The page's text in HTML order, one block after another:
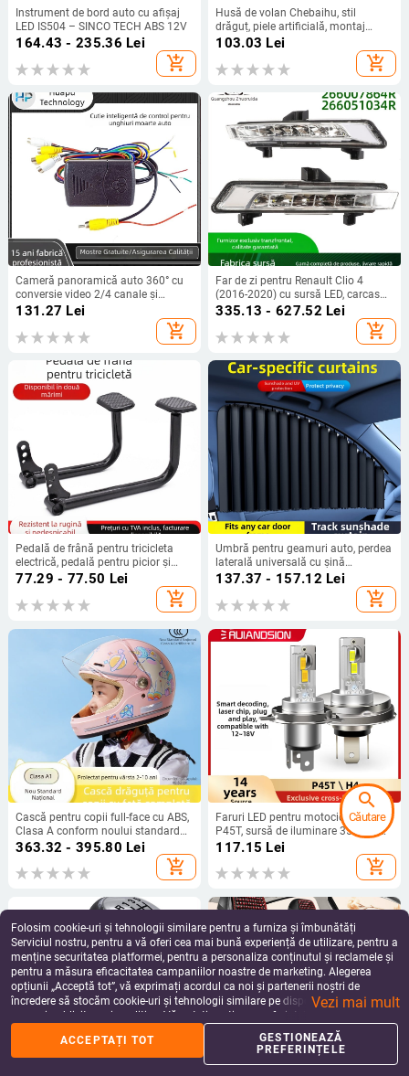
apps
Coș
%
Reduceri Profil
Instrument de bord auto cu afișaj
LED IS504 – SINCO TECH ABS 12V
164.43 - 235.36 Lei
add_shopping_cart
Husă de volan Chebaihu, stil
drăguț, piele artificială, montaj
universal, pentru toate anotimpurile
103.03 Lei
add_shopping_cart
Cameră panoramică auto 360° cu
conversie video 2/4 canale și
comutare a zonelor moarte – cutie
131.27 Lei
add_shopping_cart
Far de zi pentru Renault Clio 4
(2016-2020) cu sursă LED, carcasă
ABS, 12V, 0,2A, compatibil Renault
335.13 - 627.52 Lei
add_shopping_cart
Pedală de frână pentru tricicleta
electrică, pedală pentru picior și
manetă de frână
77.29 - 77.50 Lei
add_shopping_cart
Umbră pentru geamuri auto, perdea
laterală universală cu șină
încorporată, montaj cu clic, material
137.37 - 157.12 Lei
add_shopping_cart
Cască pentru copii full-face cu ABS,
Clasa A conform noului standard
național, design drăguț animat,
potrivit pentru scutere și vehicule
electrice
363.32 - 395.80 Lei
add_shopping_cart
Faruri LED pentru motocicletă H4
P45T, sursă de iluminare 3570×4,
putere 21.6W, tensiune 12-18V, flux
117.15 Lei
add_shopping_cart
Folosim cookie-uri și tehnologii similare pentru a furniza și îmbunătăți
Serviciul nostru, pentru a vă oferi cea mai bună experiență de utilizare, pentru a
menține securitatea platformei, pentru a personaliza conținutul și reclamele și
pentru a măsura eficacitatea campaniilor noastre de marketing. Alegerea
opțiunii „Acceptă tot”, vă exprimați acordul ca noi și partenerii noștri de
încredere să stocăm cookie-uri și tehnologii similare pe dispozitivul dvs. în
scopuri publicitare și analitice. Vă puteți gestiona preferințele în orice moment
făcând clic pe „Gestionează preferințele”. Pentru mai multe informații, vă
rugăm să consultațiPolitica noastră de confidențialitate.
Vezi mai mult
ACCEPTAȚI TOT
GESTIONEAZĂ
PREFERINȚELE
search
Căutare